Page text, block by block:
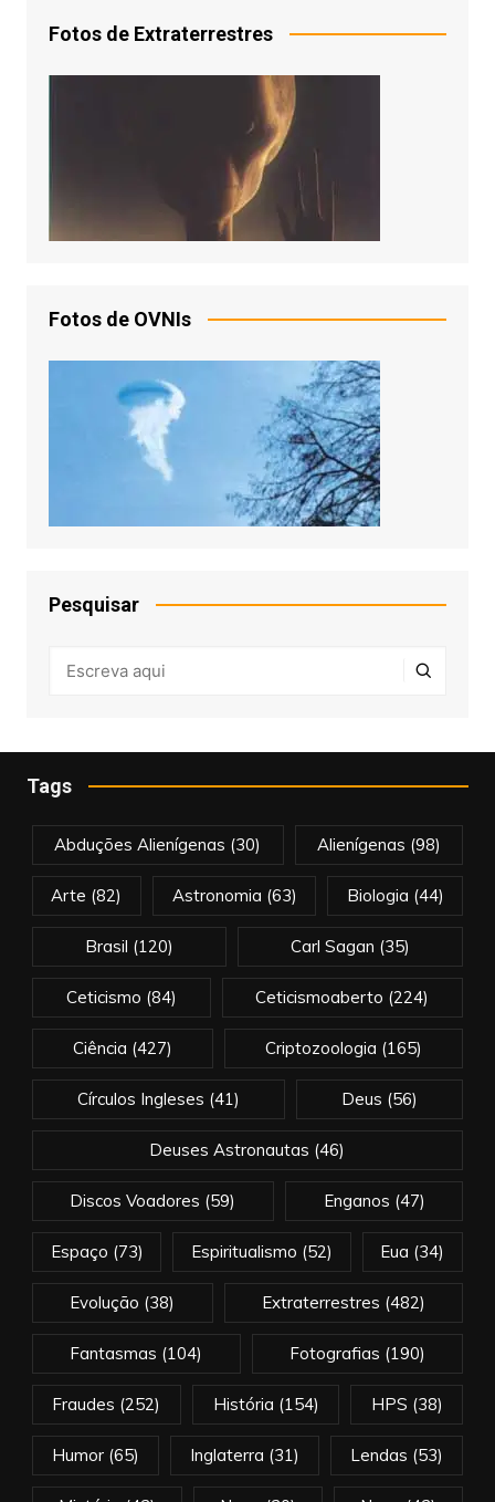
Fotos de Extraterrestres
Fotos de OVNIs
Pesquisar
Tags
Abduções Alienígenas (30) Alienígenas (98)
Arte (82) Astronomia (63) Biologia (44)
Brasil (120) Carl Sagan (35)
Ceticismo (84) Ceticismoaberto (224)
Ciência (427) Criptozoologia (165)
Círculos Ingleses (41) Deus (56)
Deuses Astronautas (46)
Discos Voadores (59) Enganos (47)
Espaço (73) Espiritualismo (52) Eua (34)
Evolução (38) Extraterrestres (482)
Fantasmas (104) Fotografias (190)
Fraudes (252) História (154) HPS (38)
Humor(65) Inglaterra (31) Lendas (53)